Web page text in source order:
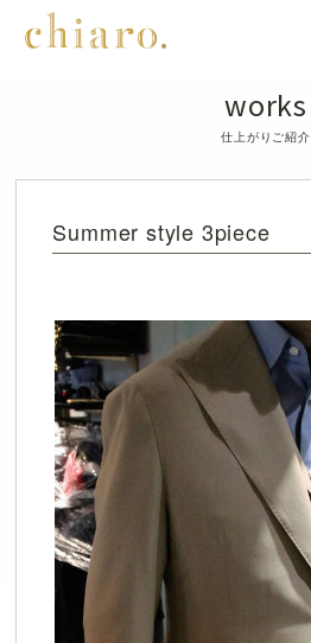
works
仕上がりご紹介
Summer style 3piece